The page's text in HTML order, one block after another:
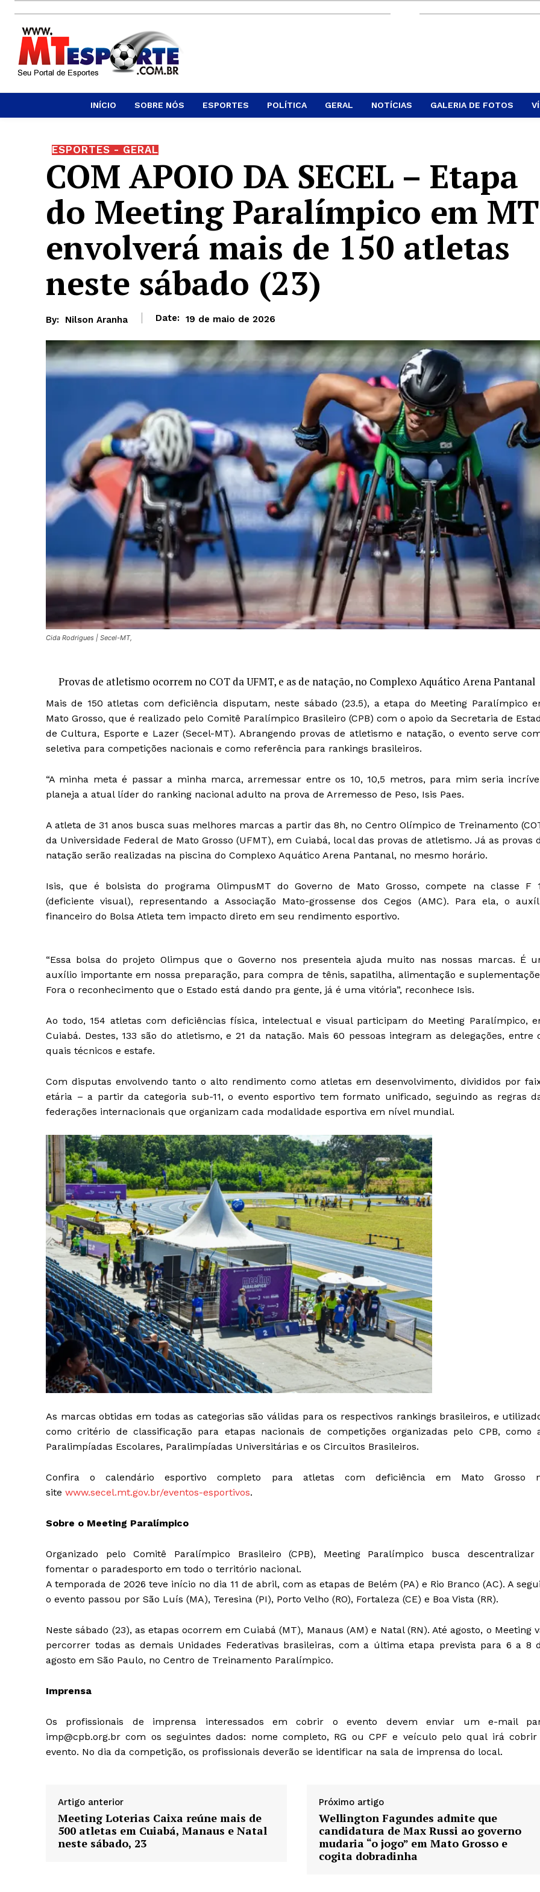
INÍCIO SOBRE NÓS ESPORTES POLÍTICA GERAL NOTÍCIAS GALERIA DE FOTOS
ESPORTES - GERAL
COM APOIO DA SECEL – Etapa
do Meeting Paralímpico em MT
envolverá mais de 150 atletas
neste sábado (23)
By: Nilson Aranha Date: 19 de maio de 2026
Cida Rodrigues | Secel-MT,
Provas de atletismo ocorrem no COT da UFMT, e as de natação, no Complexo Aquático Arena Pantanal
Mais de 150 atletas com deficiência disputam, neste sábado (23.5), a etapa do Meeting Paralímpico
Mato Grosso, que é realizado pelo Comitê Paralímpico Brasileiro (CPB) com o apoio da Secretaria de
de Cultura, Esporte e Lazer (Secel-MT). Abrangendo provas de atletismo e natação, o evento serve
seletiva para competições nacionais e como referência para rankings brasileiros.
“A minha meta é passar a minha marca, arremessar entre os 10, 10,5 metros, para mim seria
planeja a atual líder do ranking nacional adulto na prova de Arremesso de Peso, Isis Paes.
A atleta de 31 anos busca suas melhores marcas a partir das 8h, no Centro Olímpico de Treinamento
da Universidade Federal de Mato Grosso (UFMT), em Cuiabá, local das provas de atletismo. Já as provas
natação serão realizadas na piscina do Complexo Aquático Arena Pantanal, no mesmo horário.
Isis, que é bolsista do programa OlimpusMT do Governo de Mato Grosso, compete na classe F
(deficiente visual), representando a Associação Mato-grossense dos Cegos (AMC). Para ela, o
financeiro do Bolsa Atleta tem impacto direto em seu rendimento esportivo.
“Essa bolsa do projeto Olimpus que o Governo nos presenteia ajuda muito nas nossas marcas. É
auxílio importante em nossa preparação, para compra de tênis, sapatilha, alimentação e
Fora o reconhecimento que o Estado está dando pra gente, já é uma vitória”, reconhece Isis.
Ao todo, 154 atletas com deficiências física, intelectual e visual participam do Meeting Paralímpico,
Cuiabá. Destes, 133 são do atletismo, e 21 da natação. Mais 60 pessoas integram as delegações, entre
quais técnicos e estafe.
Com disputas envolvendo tanto o alto rendimento como atletas em desenvolvimento, divididos por
etária – a partir da categoria sub-11, o evento esportivo tem formato unificado, seguindo as regras
federações internacionais que organizam cada modalidade esportiva em nível mundial.
As marcas obtidas em todas as categorias são válidas para os respectivos rankings brasileiros, e
como critério de classificação para etapas nacionais de competições organizadas pelo CPB, como
Paralimpíadas Escolares, Paralimpíadas Universitárias e os Circuitos Brasileiros.
Confira o calendário esportivo completo para atletas com deficiência em Mato Grosso
site www.secel.mt.gov.br/eventos-esportivos.
Sobre o Meeting Paralímpico
Organizado pelo Comitê Paralímpico Brasileiro (CPB), Meeting Paralímpico busca descentralizar
fomentar o paradesporto em todo o território nacional.
A temporada de 2026 teve início no dia 11 de abril, com as etapas de Belém (PA) e Rio Branco (AC). A
o evento passou por São Luís (MA), Teresina (PI), Porto Velho (RO), Fortaleza (CE) e Boa Vista (RR).
Neste sábado (23), as etapas ocorrem em Cuiabá (MT), Manaus (AM) e Natal (RN). Até agosto, o Meeting
percorrer todas as demais Unidades Federativas brasileiras, com a última etapa prevista para 6 a 8
agosto em São Paulo, no Centro de Treinamento Paralímpico.
Imprensa
Os profissionais de imprensa interessados em cobrir o evento devem enviar um e-mail
imp@cpb.org.br com os seguintes dados: nome completo, RG ou CPF e veículo pelo qual irá cobrir
evento. No dia da competição, os profissionais deverão se identificar na sala de imprensa do local.
Artigo anterior
Meeting Loterias Caixa reúne mais de
500 atletas em Cuiabá, Manaus e Natal
neste sábado, 23
Próximo artigo
Wellington Fagundes admite que
candidatura de Max Russi ao governo
mudaria “o jogo” em Mato Grosso e
cogita dobradinha